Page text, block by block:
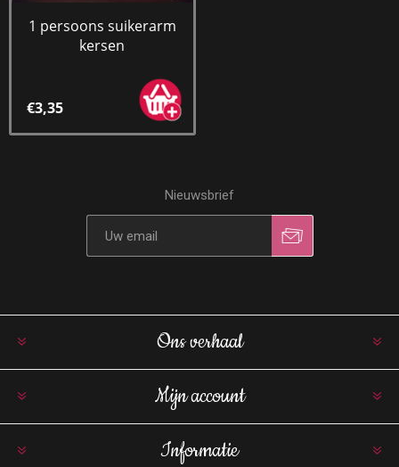
1 persoons suikerarm
kersen
€3,35
Nieuwsbrief
Ons verhaal
Mijn account
Informatie